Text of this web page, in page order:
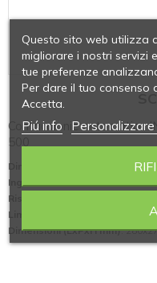
Contacolonie automatico
500
Dimensioni capsula (mm)
: 55 /
Ingrandimento
Risoluzione (pixels)
Limite di rilevazione
: colonie
Dimensioni (LxPxH mm):
Questo sito web utilizza
migliorare i nostri servizi
tue preferenze
Per dare il tuo consenso
Accetta.
Piú info Personalizzare